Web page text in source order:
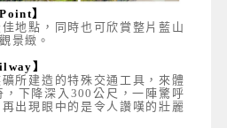
】
地點，同時也可欣賞整片藍山
景緻。
】
所建造的特殊交通工具，來體
下降深入300公尺，一陣驚呼
出現眼中的是令人讚嘆的壯麗